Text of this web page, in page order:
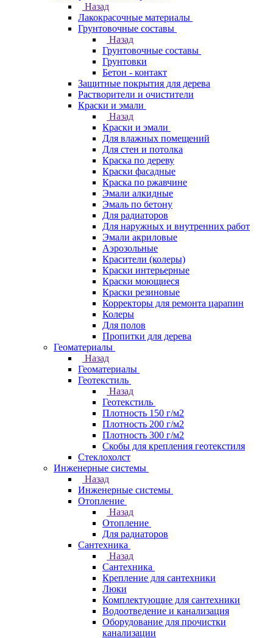
Назад
Лакокрасочные материалы
Грунтовочные составы
Назад
Грунтовочные составы
Грунтовки
Бетон - контакт
Защитные покрытия для дерева
Растворители и очистители
Краски и эмали
Назад
Краски и эмали
Для влажных помещений
Для стен и потолка
Краска по дереву
Краски фасадные
Краска по ржавчине
Эмали алкидные
Эмаль по бетону
Для радиаторов
Для наружных и внутренних работ
Эмали акриловые
Аэрозольные
Красители (колеры)
Краски интерьерные
Краски моющиеся
Краски резиновые
Корректоры для ремонта царапин
Колеры
Для полов
Пропитки для дерева
Геоматериалы
Назад
Геоматериалы
Геотекстиль
Назад
Геотекстиль
Плотность 150 г/м2
Плотность 200 г/м2
Плотность 300 г/м2
Скобы для крепления геотекстиля
Стеклохолст
Инженерные системы
Назад
Инженерные системы
Отопление
Назад
Отопление
Для радиаторов
Сантехника
Назад
Сантехника
Крепление для сантехники
Люки
Комплектующие для сантехники
Водоотведение и канализация
Оборудование для прочистки
канализации